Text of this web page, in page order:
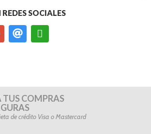
SOCIALES
TUS COMPRAS
de crédito Visa o Mastercard